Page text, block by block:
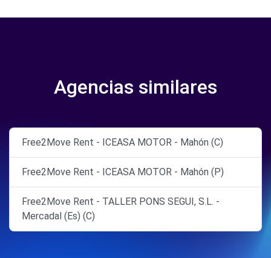
Agencias similares
Free2Move Rent - ICEASA MOTOR - Mahón (C)
Free2Move Rent - ICEASA MOTOR - Mahón (P)
Free2Move Rent - TALLER PONS SEGUI, S.L. -
Mercadal (Es) (C)